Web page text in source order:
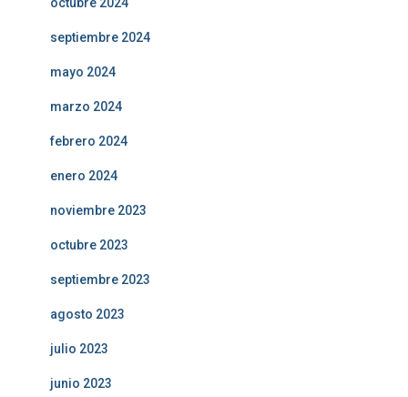
septiembre 2024
mayo 2024
marzo 2024
febrero 2024
enero 2024
noviembre 2023
octubre 2023
septiembre 2023
agosto 2023
julio 2023
junio 2023